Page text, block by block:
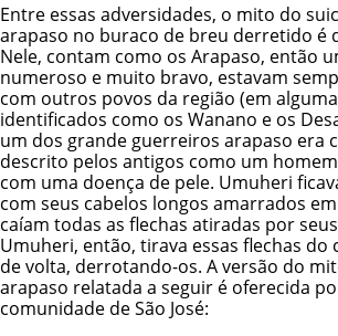
Entre essas adversidades, o mito do
arapaso no buraco de breu derretido é
Nele, contam como os Arapaso, então
numeroso e muito bravo, estavam
com outros povos da região (em
identificados como os Wanano e os
um dos grande guerreiros arapaso era
descrito pelos antigos como um
com uma doença de pele. Umuheri
com seus cabelos longos amarrados
caíam todas as flechas atiradas por
Umuheri, então, tirava essas flechas do
de volta, derrotando-os. A versão do
arapaso relatada a seguir é oferecida
comunidade de São José: